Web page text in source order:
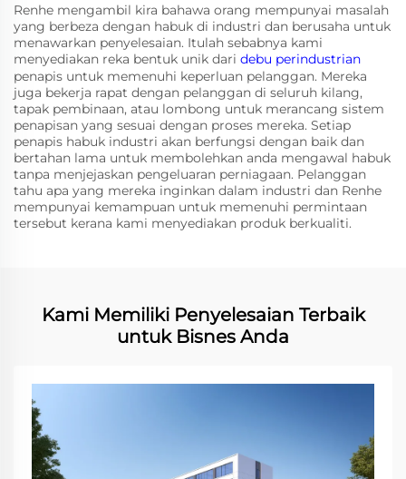
Renhe mengambil kira bahawa orang mempunyai masalah
yang berbeza dengan habuk di industri dan berusaha untuk
menawarkan penyelesaian. Itulah sebabnya kami
menyediakan reka bentuk unik dari debu perindustrian
penapis untuk memenuhi keperluan pelanggan. Mereka
juga bekerja rapat dengan pelanggan di seluruh kilang,
tapak pembinaan, atau lombong untuk merancang sistem
penapisan yang sesuai dengan proses mereka. Setiap
penapis habuk industri akan berfungsi dengan baik dan
bertahan lama untuk membolehkan anda mengawal habuk
tanpa menjejaskan pengeluaran perniagaan. Pelanggan
tahu apa yang mereka inginkan dalam industri dan Renhe
mempunyai kemampuan untuk memenuhi permintaan
tersebut kerana kami menyediakan produk berkualiti.
Kami Memiliki Penyelesaian Terbaik
untuk Bisnes Anda